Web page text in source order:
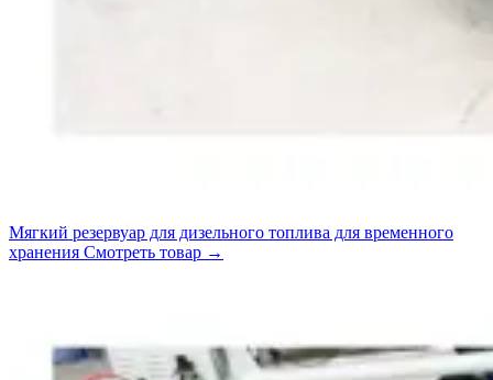
Мягкий резервуар для дизельного топлива для временного
хранения Смотреть товар →